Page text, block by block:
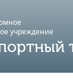
учреждение